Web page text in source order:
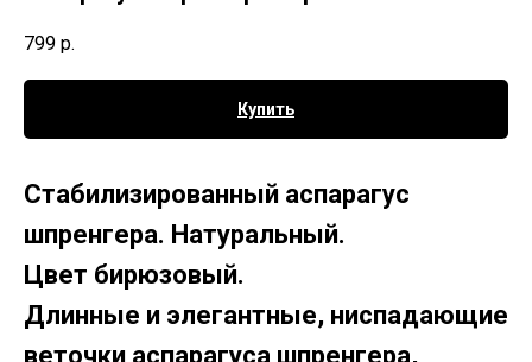
799 р.
Купить
Стабилизированный аспарагус
шпренгера. Натуральный.
Цвет бирюзовый.
Длинные и элегантные, ниспадающие
веточки аспарагуса шпренгера,